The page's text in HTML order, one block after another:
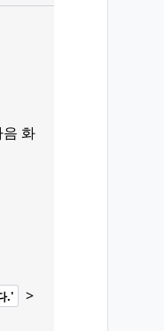
화
.' >